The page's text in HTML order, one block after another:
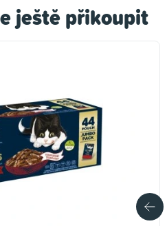
ještě přikoupit